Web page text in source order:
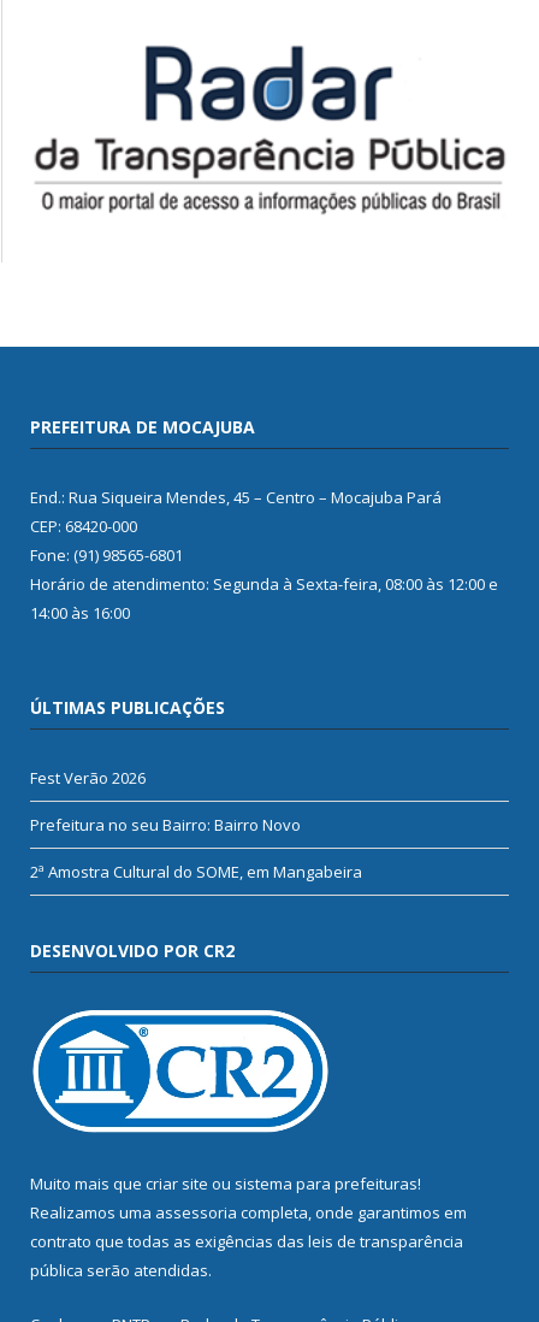
PREFEITURA DE MOCAJUBA
End.: Rua Siqueira Mendes, 45 – Centro – Mocajuba Pará
CEP: 68420-000
Fone: (91) 98565-6801
Horário de atendimento: Segunda à Sexta-feira, 08:00 às 12:00 e
14:00 às 16:00
ÚLTIMAS PUBLICAÇÕES
Fest Verão 2026
Prefeitura no seu Bairro: Bairro Novo
2ª Amostra Cultural do SOME, em Mangabeira
DESENVOLVIDO POR CR2
Muito mais que criar site ou sistema para prefeituras!
Realizamos uma assessoria completa, onde garantimos em
contrato que todas as exigências das leis de transparência
pública serão atendidas.